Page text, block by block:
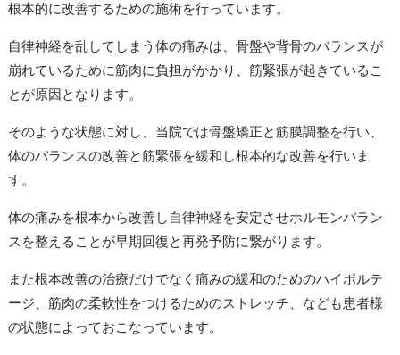
根本的に改善するための施術を行っています。
自律神経を乱してしまう体の痛みは、骨盤や背骨のバランスが
崩れているために筋肉に負担がかかり、筋緊張が起きているこ
とが原因となります。
そのような状態に対し、当院では骨盤矯正と筋膜調整を行い、
体のバランスの改善と筋緊張を緩和し根本的な改善を行いま
す。
体の痛みを根本から改善し自律神経を安定させホルモンバラン
スを整えることが早期回復と再発予防に繋がります。
また根本改善の治療だけでなく痛みの緩和のためのハイボルテ
ージ、筋肉の柔軟性をつけるためのストレッチ、なども患者様
の状態によっておこなっています。